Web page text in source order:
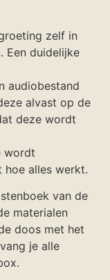
zelf in
Een duidelijke
audiobestand
alvast op de
deze wordt
wordt
alles werkt.
van de
materialen
doos met het
je alle